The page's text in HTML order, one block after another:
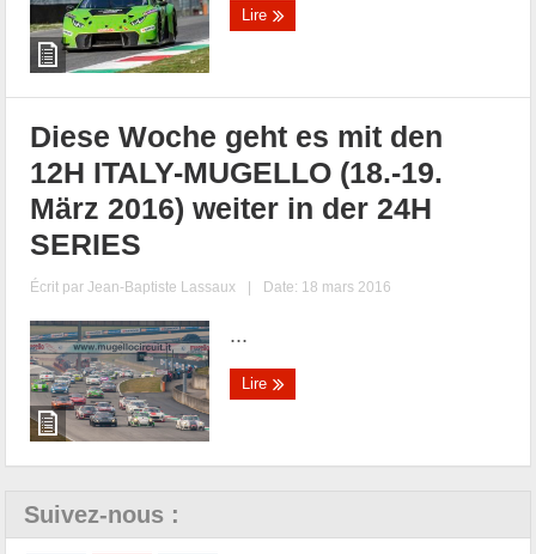
Lire
Diese Woche geht es mit den
12H ITALY-MUGELLO (18.-19.
März 2016) weiter in der 24H
SERIES
Écrit parJean-Baptiste Lassaux | Date: 18 mars 2016
...
Lire
Suivez-nous :